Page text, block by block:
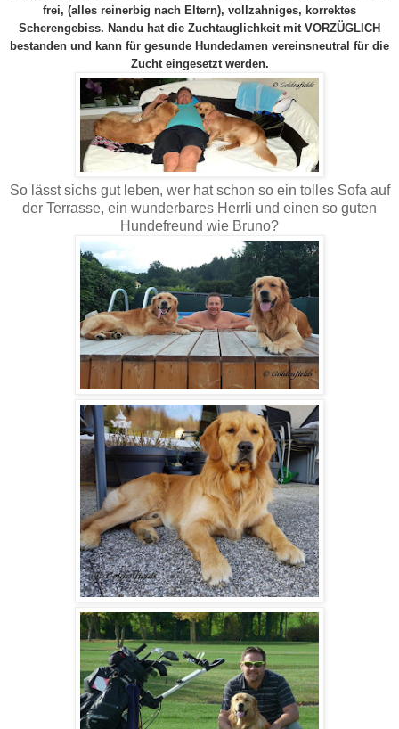
frei, (alles reinerbig nach Eltern), vollzahniges, korrektes
Scherengebiss. Nandu hat die Zuchtauglichkeit mit VORZÜGLICH
bestanden und kann für gesunde Hundedamen vereinsneutral für die
Zucht eingesetzt werden.
So lässt sichs gut leben, wer hat schon so ein tolles Sofa auf
der Terrasse, ein wunderbares Herrli und einen so guten
Hundefreund wie Bruno?